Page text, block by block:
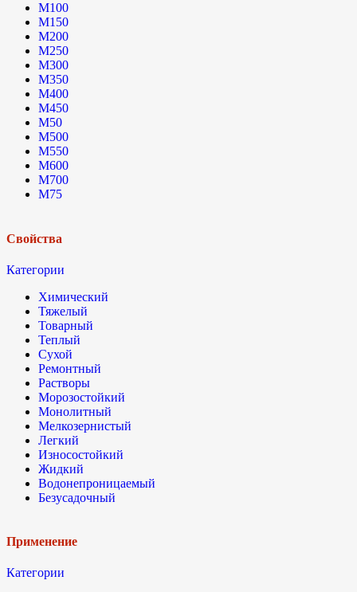
М100
М150
М200
М250
М300
М350
М400
М450
М50
М500
М550
М600
М700
М75
Свойства
Категории
Химический
Тяжелый
Товарный
Теплый
Сухой
Ремонтный
Растворы
Морозостойкий
Монолитный
Мелкозернистый
Легкий
Износостойкий
Жидкий
Водонепроницаемый
Безусадочный
Применение
Категории